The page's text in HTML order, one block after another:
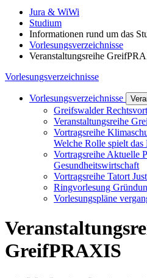
Jura & WiWi
Studium
Informationen rund um das
Vorlesungsverzeichnisse
Veranstaltungsreihe
Vorlesungsverzeichnisse
Vorlesungsverzeichnisse
Greifswalder
Veranstaltungsreihe
Vortragsreihe
Welche Rolle spielt das
Vortragsreihe Aktuelle
Gesundheitswirtschaft
Vortragsreihe Tatort
Ringvorlesung
Vorlesungspläne
GreifPRAXIS